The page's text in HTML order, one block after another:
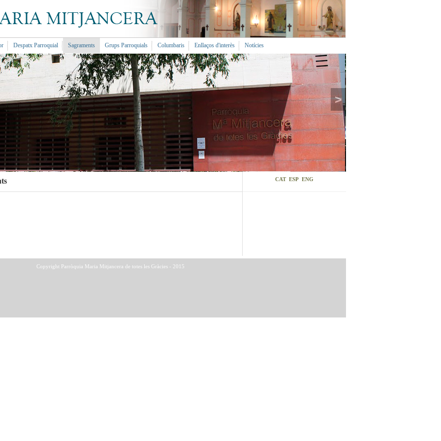
Despatx Parroquial Sagraments Grups Parroquials Columbaris Enllaços d'interès Notícies
>
CAT ESP ENG
Copyright Parròquia Maria Mitjancera de totes les Gràcies - 2015